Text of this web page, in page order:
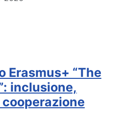
Erasmus+ “The
inclusione,